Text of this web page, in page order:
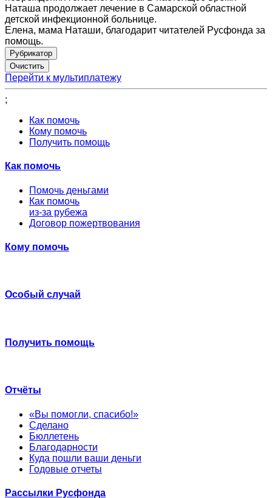
Наташа продолжает лечение в Самарской областной
детской инфекционной больнице.
Елена, мама Наташи, благодарит читателей Русфонда за
помощь.
Рубрикатор
Перейти к мультиплатежу
;
Как помочь
Кому помочь
Получить помощь
Как помочь
Помочь деньгами
Как помочь
из-за рубежа
Договор пожертвования
Кому помочь
Особый случай
Получить помощь
Отчёты
«Вы помогли, спасибо!»
Сделано
Бюллетень
Благодарности
Куда пошли ваши деньги
Годовые отчеты
Рассылки Русфонда